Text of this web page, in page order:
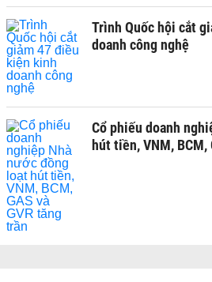
Trình Quốc hội cắt
doanh công nghệ
Cổ phiếu doanh
hút tiền, VNM, BCM,